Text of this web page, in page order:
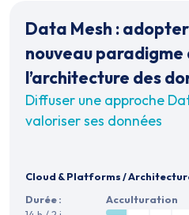
Data Mesh :
nouveau paradigme
l’architecture des
Diffuser une approche
valoriser ses données
Cloud & Platforms/
Durée :
Acculturation